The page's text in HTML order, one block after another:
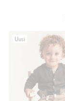
Uusi